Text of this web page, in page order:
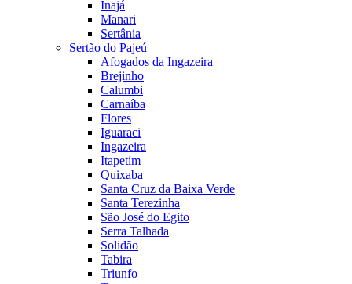
Inajá
Manari
Sertânia
Sertão do Pajeú
Afogados da Ingazeira
Brejinho
Calumbi
Carnaíba
Flores
Iguaraci
Ingazeira
Itapetim
Quixaba
Santa Cruz da Baixa Verde
Santa Terezinha
São José do Egito
Serra Talhada
Solidão
Tabira
Triunfo